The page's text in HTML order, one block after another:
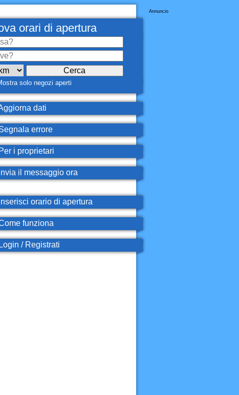
Annuncio
orari di apertura
solo negozi aperti
dati
errore
i proprietari
il messaggio ora
orario di apertura
funziona
Login / Registrati